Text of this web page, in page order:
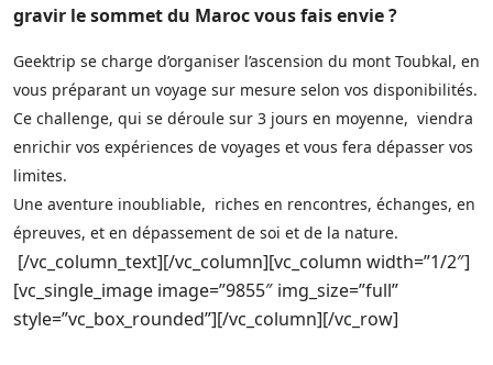
gravir le sommet du Maroc vous fais envie ?
Geektrip se charge d’organiser l’ascension du mont Toubkal, en
vous préparant un voyage sur mesure selon vos disponibilités.
Ce challenge, qui se déroule sur 3 jours en moyenne, viendra
enrichir vos expériences de voyages et vous fera dépasser vos
limites.
Une aventure inoubliable, riches en rencontres, échanges, en
épreuves, et en dépassement de soi et de la nature.
[/vc_column_text][/vc_column][vc_column width=”1/2″]
[vc_single_image image=”9855″ img_size=”full”
style=”vc_box_rounded”][/vc_column][/vc_row]